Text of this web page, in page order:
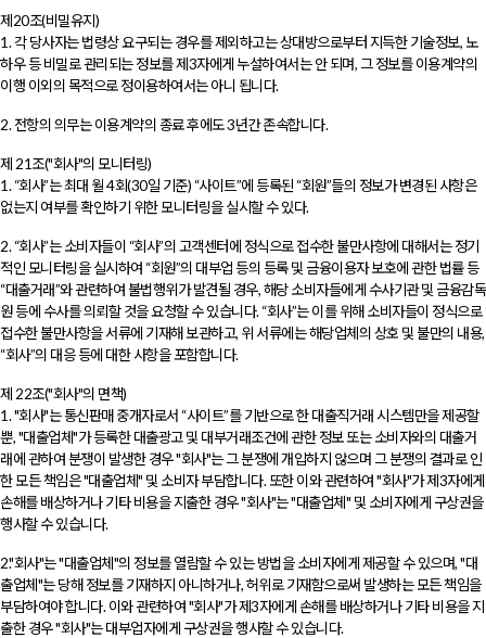
제20조(비밀유지)
1. 각 당사자는 법령상 요구되는 경우를 제외하고는 상대방으로부터 지득한 기술정보, 노
하우 등 비밀로 관리되는 정보를 제3자에게 누설하여서는 안 되며, 그 정보를 이용계약의
이행 이외의 목적으로 정이용하여서는 아니 됩니다.
2. 전항의 의무는 이용계약의 종료 후에도 3년간 존속합니다.
제 21조("회사"의 모니터링)
1. “회사”는 최대 월 4회(30일 기준) “사이트”에 등록된 “회원”들의 정보가 변경된 사항은
없는지 여부를 확인하기 위한 모니터링을 실시할 수 있다.
2. “회사”는 소비자들이 “회사”의 고객센터에 정식으로 접수한 불만사항에 대해서는 정기
적인 모니터링을 실시하여 “회원”의 대부업 등의 등록 및 금융이용자 보호에 관한 법률 등
“대출거래”와 관련하여 불법행위가 발견될 경우, 해당 소비자들에게 수사기관 및 금융감독
원 등에 수사를 의뢰할 것을 요청할 수 있습니다. “회사”는 이를 위해 소비자들이 정식으로
접수한 불만사항을 서류에 기재해 보관하고, 위 서류에는 해당업체의 상호 및 불만의 내용,
“회사”의 대응 등에 대한 사항을 포함합니다.
제 22조("회사"의 면책)
1. "회사"는 통신판매 중개자로서 “사이트”를 기반으로 한 대출직거래 시스템만을 제공할
뿐, "대출업체"가 등록한 대출광고 및 대부거래조건에 관한 정보 또는 소비자와의 대출거
래에 관하여 분쟁이 발생한 경우 "회사"는 그 분쟁에 개입하지 않으며 그 분쟁의 결과로 인
한 모든 책임은 "대출업체" 및 소비자 부담합니다. 또한 이와 관련하여 "회사"가 제3자에게
손해를 배상하거나 기타 비용을 지출한 경우 "회사"는 "대출업체" 및 소비자에게 구상권을
행사할 수 있습니다.
2."회사"는 "대출업체"의 정보를 열람할 수 있는 방법을 소비자에게 제공할 수 있으며, "대
출업체"는 당해 정보를 기재하지 아니하거나, 허위로 기재함으로써 발생하는 모든 책임을
부담하여야 합니다. 이와 관련하여 "회사"가 제3자에게 손해를 배상하거나 기타 비용을 지
출한 경우 "회사"는 대부업자에게 구상권을 행사할 수 있습니다.